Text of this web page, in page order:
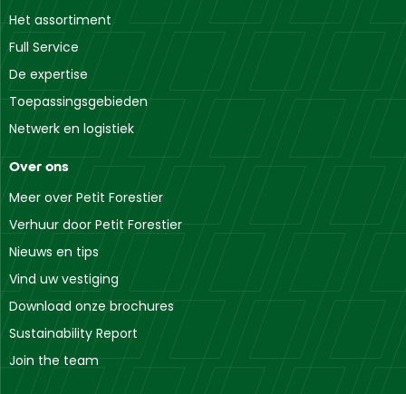
Het assortiment
Full Service
De expertise
Toepassingsgebieden
Netwerk en logistiek
Over ons
Meer over Petit Forestier
Verhuur door Petit Forestier
Nieuws en tips
Vind uw vestiging
Download onze brochures
Sustainability Report
Join the team